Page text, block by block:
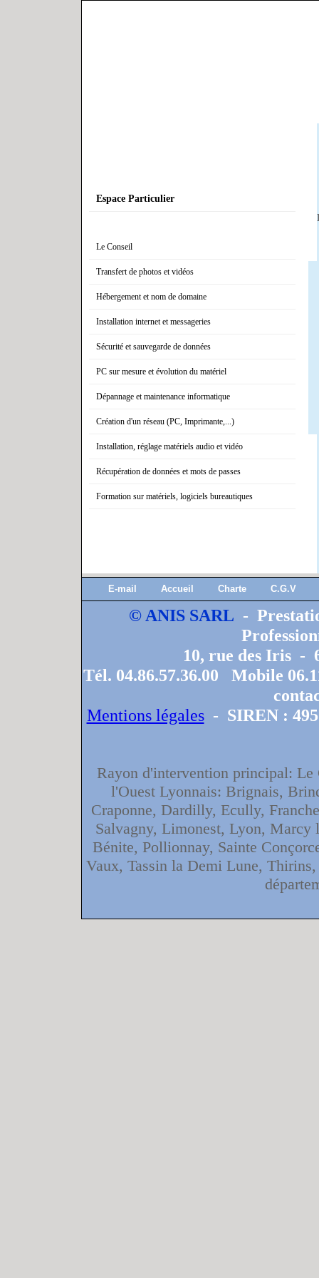
Espace Particulier
Le Conseil
Transfert de photos et vidéos
Hébergement et nom de domaine
Installation internet et messageries
Sécurité et sauvegarde de données
PC sur mesure et évolution du matériel
Dépannage et maintenance informatique
Création d'un réseau (PC, Imprimante,...)
Installation, réglage matériels audio et vidéo
Récupération de données et mots de passes
Formation sur matériels, logiciels bureautiques
E-mail Accueil Charte C.G.V
© ANIS SARL -
10, rue des Iris -
Tél. 04.86.57.36.00 Mobile
Mentions légales- SIREN : 495
Rayon d'intervention principal:
l'Ouest Lyonnais: Brignais,
Craponne, Dardilly, Ecully,
Salvagny, Limonest, Lyon,
Bénite, Pollionnay, Sainte
Vaux, Tassin la Demi Lune,